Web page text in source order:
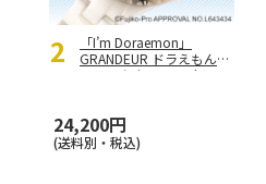
2
「I’m Doraemon」
GRANDEUR ドラえもんセ
ラミックウォッチ（ホワ
24,200円
(送料別・税込)